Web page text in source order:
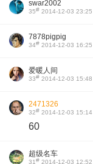
swar2002
35# 2014-12-03 23:25
7878pigpig
34# 2014-12-03 16:25
爱暖人间
33# 2014-12-03 15:48
2471326
32# 2014-12-03 15:14
60
超级名车
31# 2014-12-03 12:52